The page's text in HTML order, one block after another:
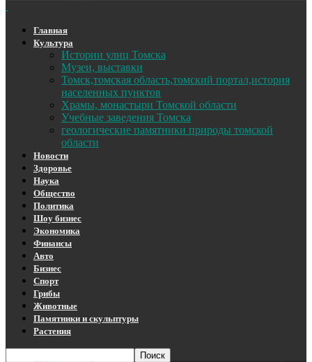
Главная
Культура
Истории улиц Томска
Музеи, выставки
Томск,томская область,томский портал,история
населенных пунктов
Храмы, монастыри Томской области
Учебные заведения Томска
геологические памятники природы томской
области
Новости
Здоровье
Наука
Общество
Политика
Шоу бизнес
Экономика
Финансы
Авто
Бизнес
Спорт
Грибы
Животные
Памятники и скульптуры
Растения